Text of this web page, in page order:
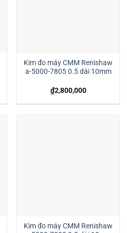
Kim đo máy CMM Renishaw
a-5000-7805 0.5 dài 10mm
₫2,800,000
Kim đo máy CMM Renishaw